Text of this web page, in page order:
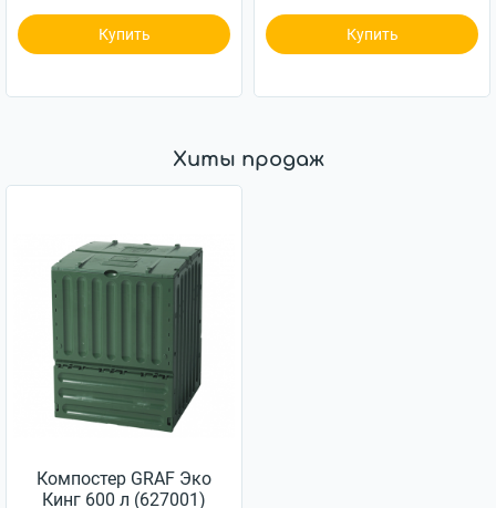
Купить Купить
Хиты продаж
Компостер GRAF Эко
Кинг 600 л (627001)